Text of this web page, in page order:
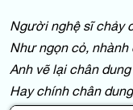
Người nghệ sĩ chảy
Như ngọn cỏ,
Anh vẽ lại chân
Hay chính chân